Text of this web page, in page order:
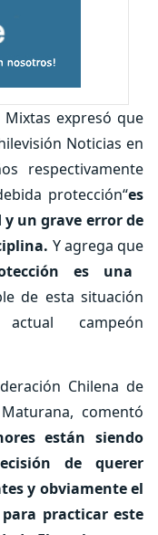
Mixtas expresó que
Noticias en
respectivamente
protección“es
un grave error de
Y agrega que
es una
de esta situación
campeón
Chilena de
comentó
están siendo
de querer
y obviamente el
practicar este